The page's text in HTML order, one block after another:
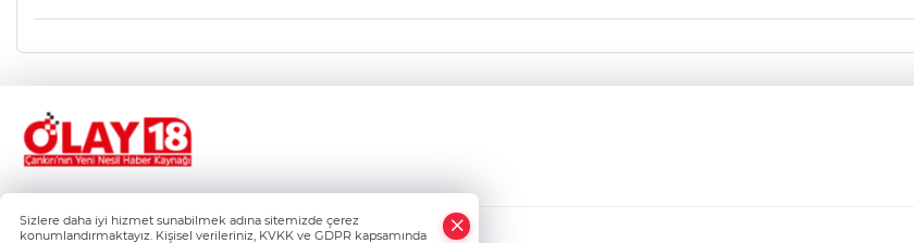
Gizlilik Politikası
Sizlere daha iyi hizmet sunabilmek adına sitemizde çerez
konumlandırmaktayız. Kişisel verileriniz, KVKK ve GDPR kapsamında